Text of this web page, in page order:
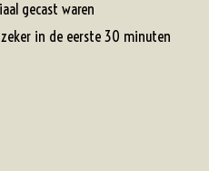
gecast waren
in de eerste 30 minuten